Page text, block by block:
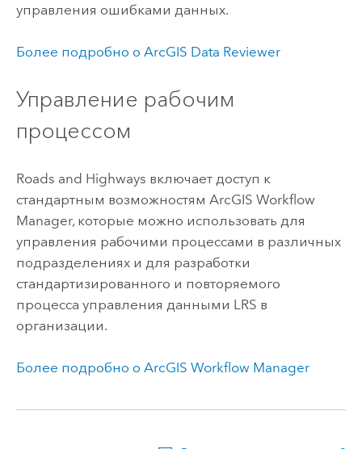
управления ошибками данных.
Более подробно о ArcGIS Data Reviewer
Управление рабочим
процессом
Roads and Highways включает доступ к
стандартным возможностям ArcGIS Workflow
Manager, которые можно использовать для
управления рабочими процессами в различных
подразделениях и для разработки
стандартизированного и повторяемого
процесса управления данными LRS в
организации.
Более подробно о ArcGIS Workflow Manager